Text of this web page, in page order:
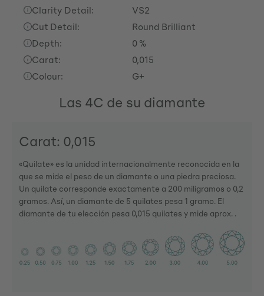
Clarity Detail:
VS2
Cut Detail:
Round Brilliant
Depth:
0 %
Carat:
0,015
Colour:
G+
Las 4C de su diamante
Carat: 0,015
«Quilate» es la unidad internacionalmente reconocida en la
que se mide el peso de un diamante o una piedra preciosa.
Un quilate corresponde exactamente a 200 miligramos o 0,2
gramos. Así, un diamante de 5 quilates pesa 1 gramo. El
diamante de tu elección pesa 0,015 quilates y mide aprox. .